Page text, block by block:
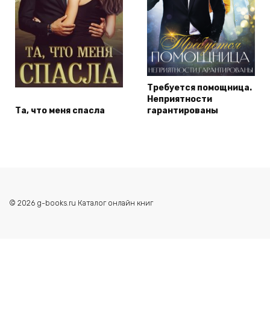
Та, что меня спасла
Требуется помощница.
Неприятности
гарантированы
© 2026 g-books.ru Каталог онлайн книг